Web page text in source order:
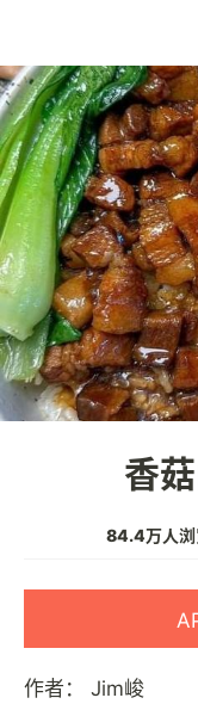
香
84.4万人浏
作者： Jim峻